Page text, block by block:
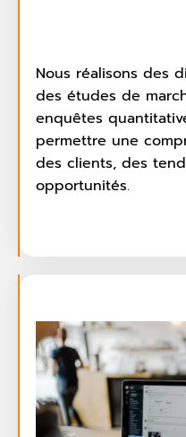
Nous réalisons des
des études de
enquêtes
permettre une
des clients, des
opportunités.